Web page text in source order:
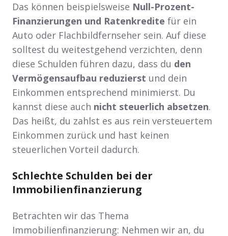
Das können beispielsweise Null-Prozent-
Finanzierungen und Ratenkredite für ein
Auto oder Flachbildfernseher sein. Auf diese
solltest du weitestgehend verzichten, denn
diese Schulden führen dazu, dass du den
Vermögensaufbau reduzierst und dein
Einkommen entsprechend minimierst. Du
kannst diese auch nicht steuerlich absetzen.
Das heißt, du zahlst es aus rein versteuertem
Einkommen zurück und hast keinen
steuerlichen Vorteil dadurch.
Schlechte Schulden bei der
Immobilienfinanzierung
Betrachten wir das Thema
Immobilienfinanzierung: Nehmen wir an, du